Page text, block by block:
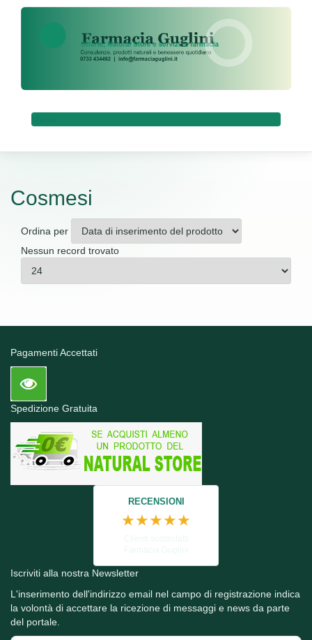
Cosmesi
Ordina per
Nessun record trovato
Pagamenti Accettati
Spedizione Gratuita
RECENSIONI
★★★★★
Iscriviti alla nostra Newsletter
L'inserimento dell'indirizzo email nel campo di registrazione indica
la volontà di accettare la ricezione di messaggi e news da parte
del portale.